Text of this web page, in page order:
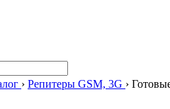
› Репитеры GSM, 3G ›